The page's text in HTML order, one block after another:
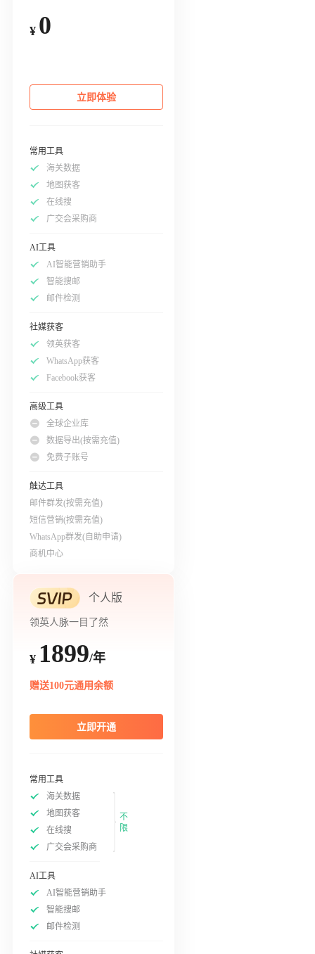
¥ 0
立即体验
常用工具
海关数据
地图获客
在线搜
广交会采购商
AI工具
AI智能营销助手
智能搜邮
邮件检测
社媒获客
领英获客
WhatsApp获客
Facebook获客
高级工具
全球企业库
数据导出(按需充值)
免费子账号
触达工具
邮件群发(按需充值)
短信营销(按需充值)
WhatsApp群发(自助申请)
商机中心
个人版
领英人脉一目了然
¥ 1899/年
赠送100元通用余额
立即开通
常用工具
海关数据
地图获客
在线搜
广交会采购商
不
限
AI工具
AI智能营销助手
智能搜邮
邮件检测